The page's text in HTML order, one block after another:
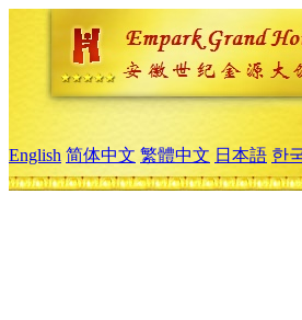
English 简体中文 繁體中文 日本語 한